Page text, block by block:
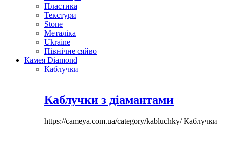
Пластика
Текстури
Stone
Металіка
Ukraine
Північне сяйво
Камея Diamond
Каблучки
Каблучки з діамантами
https://cameya.com.ua/category/kabluchky/Каблучки